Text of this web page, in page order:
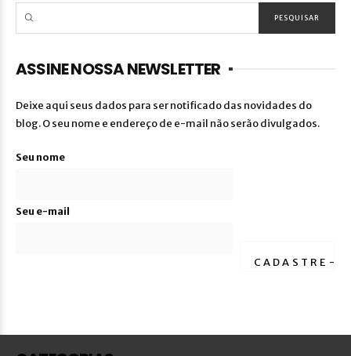
ASSINE NOSSA NEWSLETTER
Deixe aqui seus dados para ser notificado das novidades do
blog. O seu nome e endereço de e-mail não serão divulgados.
Seu nome
Seu e-mail